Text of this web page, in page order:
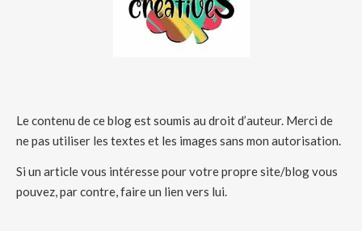
Le contenu de ce blog est soumis au droit d’auteur. Merci de
ne pas utiliser les textes et les images sans mon autorisation.
Si un article vous intéresse pour votre propre site/blog vous
pouvez, par contre, faire un lien vers lui.